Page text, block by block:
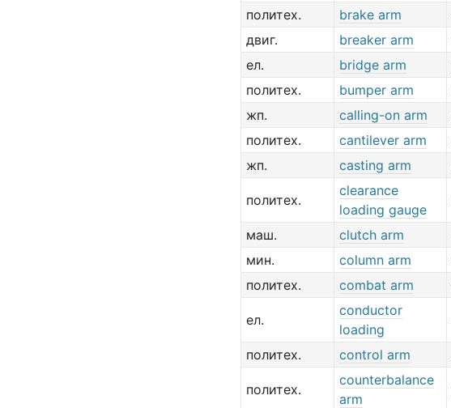
политех. brake arm
двиг.
breaker arm
ел.
bridge arm
политех.
bumper arm
жп.
calling-on arm
политех.
cantilever arm
жп.
casting arm
политех.
clearance
loading gauge
маш. clutch arm
мин.
column arm
политех.
combat arm
ел.
conductor
loading
политех. control arm
политех.
counterbalance
arm